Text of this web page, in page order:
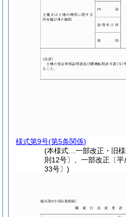
様式第9号(第5条関係)
(本様式…一部改正・旧
則12号〕、一部改正〔
33号〕)